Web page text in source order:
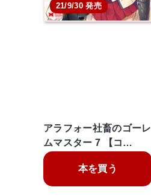
21/9/30 発売
アラフォー社畜のゴーレ
ムマスター 7 【コ…
本を買う